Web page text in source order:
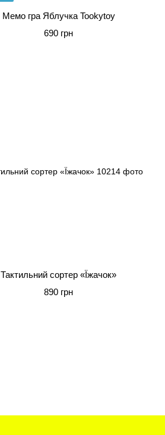
Мемо гра Яблучка Tookytoy
690 грн
Тактильний сортер «Їжачок»
890 грн